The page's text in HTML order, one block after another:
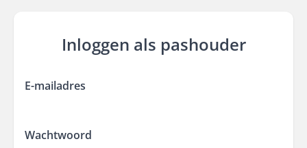
Inloggen als pashouder
E-mailadres
Wachtwoord